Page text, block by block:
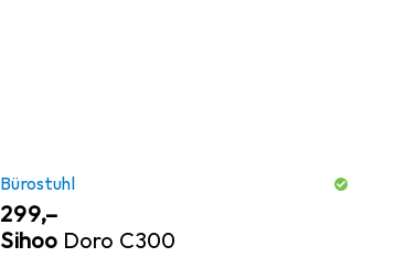
Bürostuhl
EUR
299,–
Sihoo Doro C300